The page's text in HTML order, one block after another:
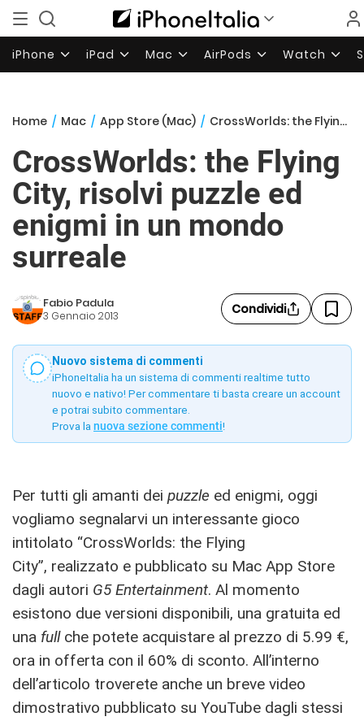
iPhone iPad Mac AirPods Watch
Home / Mac / App Store (Mac) / CrossWorlds: the Flying City, risolvi puzzle ed enigmi in un mondo surreale
CrossWorlds: the Flying
City, risolvi puzzle ed
enigmi in un mondo
surreale
Fabio Padula
3 Gennaio 2013 Condividi
Nuovo sistema di commenti
iPhoneItalia ha un sistema di commenti realtime tutto
nuovo e nativo! Per commentare ti basta creare un account
e potrai subito commentare.
Prova la nuova sezione commenti!
Per tutti gli amanti dei puzzle ed enigmi, oggi
vogliamo segnalarvi un interessante gioco
intitolato “CrossWorlds: the Flying
City”, realizzato e pubblicato su Mac App Store
dagli autori G5 Entertainment. Al momento
esistono due versioni disponibili, una gratuita ed
una fullche potete acquistare al prezzo di 5.99 €,
ora in offerta con il 60% di sconto. All’interno
dell’articolo troverete anche un breve video
dimostrativo pubblicato su YouTube dagli stessi